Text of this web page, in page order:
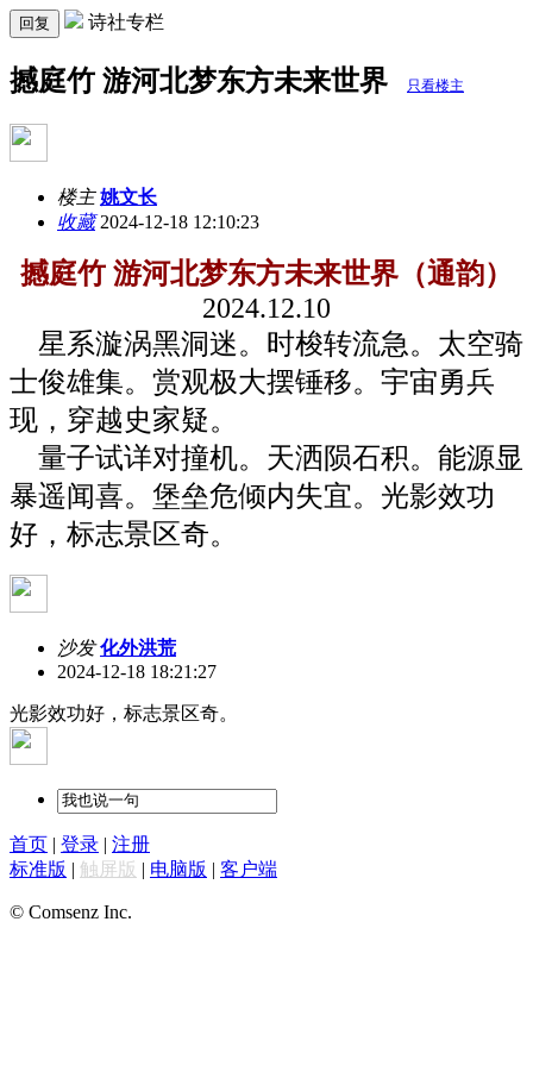
回复 诗社专栏
撼庭竹 游河北梦东方未来世界 只看楼主
楼主 姚文长
收藏2024-12-18 12:10:23
撼庭竹 游河北梦东方未来世界（通韵）
2024.12.10
星系漩涡黑洞迷。时梭转流急。太空骑
士俊雄集。赏观极大摆锤移。宇宙勇兵
现，穿越史家疑。
量子试详对撞机。天洒陨石积。能源显
暴遥闻喜。堡垒危倾内失宜。光影效功
好，标志景区奇。
沙发 化外洪荒
2024-12-18 18:21:27
光影效功好，标志景区奇。
首页 | 登录 | 注册
标准版 | 触屏版 | 电脑版 | 客户端
© Comsenz Inc.